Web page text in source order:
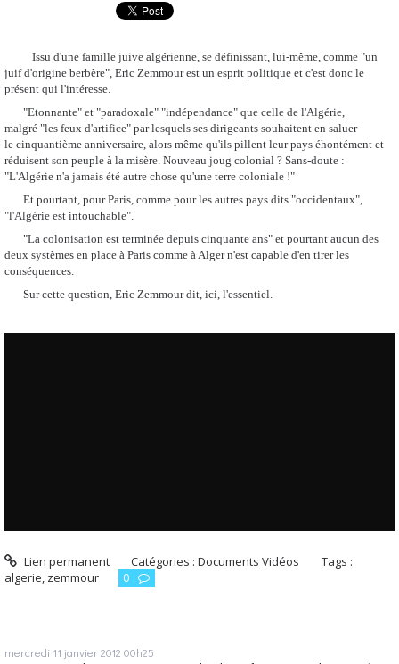
Issu d'une famille juive algérienne, se définissant, lui-même, comme "un
juif d'origine berbère", Eric Zemmour est un esprit politique et c'est donc le
présent qui l'intéresse.
"Etonnante" et "paradoxale" "indépendance" que celle de l'Algérie,
malgré "les feux d'artifice" par lesquels ses dirigeants souhaitent en saluer
le cinquantième anniversaire, alors même qu'ils pillent leur pays éhontément et
réduisent son peuple à la misère. Nouveau joug colonial ? Sans-doute :
"L'Algérie n'a jamais été autre chose qu'une terre coloniale !"
Et pourtant, pour Paris, comme pour les autres pays dits "occidentaux",
"l'Algérie est intouchable".
"La colonisation est terminée depuis cinquante ans" et pourtant aucun des
deux systèmes en place à Paris comme à Alger n'est capable d'en tirer les
conséquences.
Sur cette question, Eric Zemmour dit, ici, l'essentiel.
Lien permanent Catégories :Documents Vidéos
Tags :
algerie, zemmour 0
mercredi 11 janvier 2012 00h25